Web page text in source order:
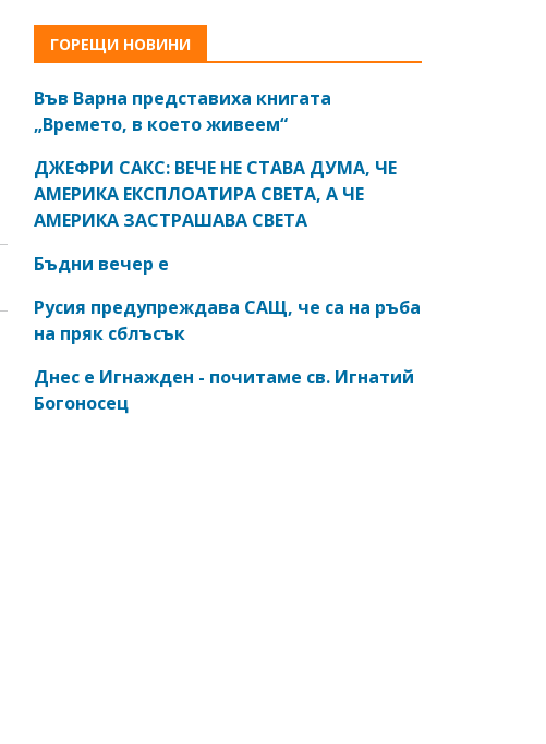
ГОРЕЩИ НОВИНИ
Във Варна представиха книгата
„Времето, в което живеем“
ДЖЕФРИ САКС: ВЕЧЕ НЕ СТАВА ДУМА, ЧЕ
АМЕРИКА ЕКСПЛОАТИРА СВЕТА, А ЧЕ
АМЕРИКА ЗАСТРАШАВА СВЕТА
Бъдни вечер е
Русия предупреждава САЩ, че са на ръба
на пряк сблъсък
Днес е Игнажден - почитаме св. Игнатий
Богоносец